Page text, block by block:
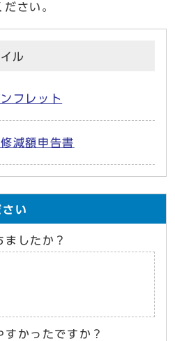
さい。
ル
フレット
減額申告書
い
ましたか？
すかったですか？